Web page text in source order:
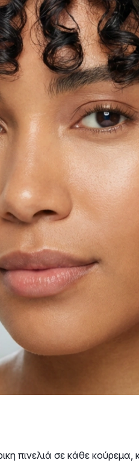
πινελιά σε κάθε κούρεμα,